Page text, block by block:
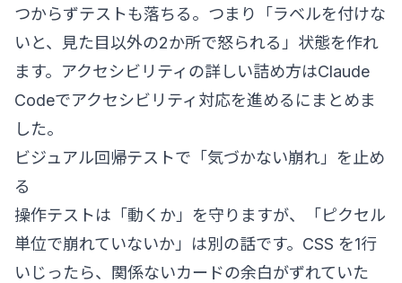
つからずテストも落ちる。つまり「ラベルを付けな
いと、見た目以外の2か所で怒られる」状態を作れ
ます。アクセシビリティの詳しい詰め方はClaude
Codeでアクセシビリティ対応を進める にまとめま
した。
ビジュアル回帰テストで「気づかない崩れ」を止め
る
操作テストは「動くか」を守りますが、「ピクセル
単位で崩れていないか」は別の話です。CSS を1行
いじったら、関係ないカードの余白がずれていた